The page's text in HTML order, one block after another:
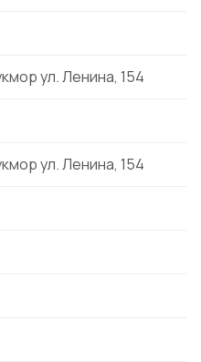
ул. Ленина, 154
ул. Ленина, 154